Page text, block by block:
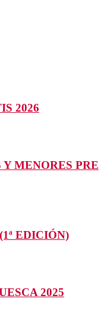
2026
MENORES PRE
EDICIÓN)
2025